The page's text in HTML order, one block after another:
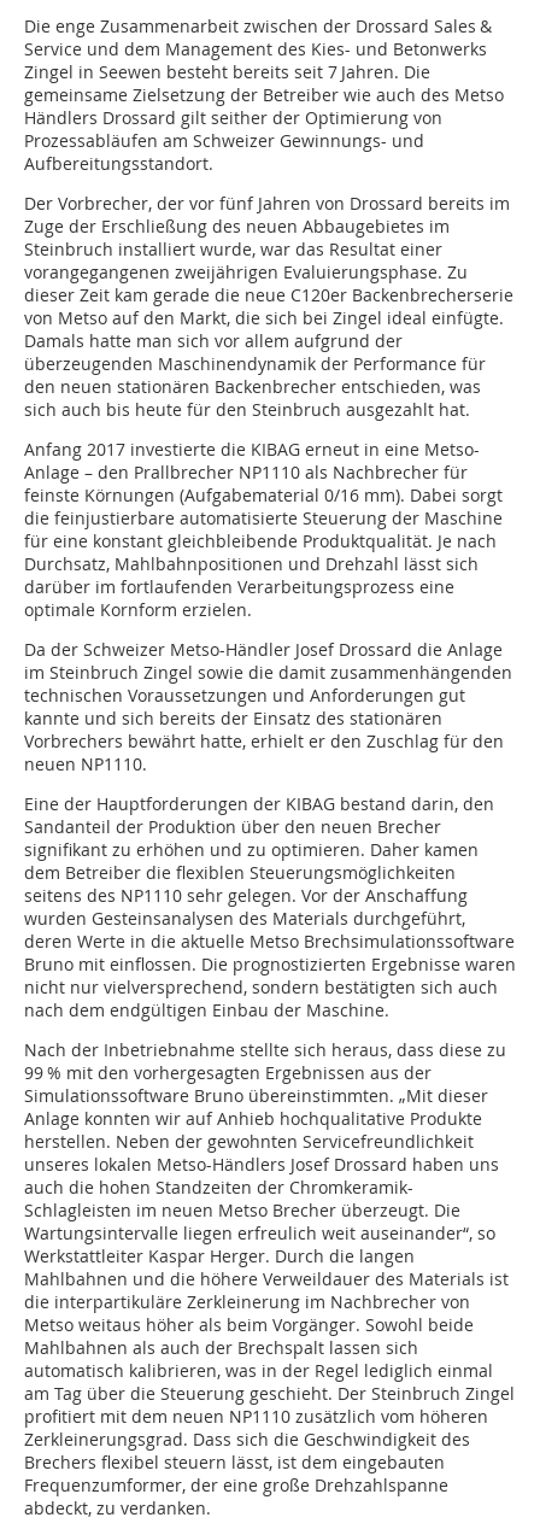
Die enge Zusammenarbeit zwischen der Drossard Sales &
Service und dem Management des Kies- und Betonwerks
Zingel in Seewen besteht bereits seit 7 Jahren. Die
gemeinsame Zielsetzung der Betreiber wie auch des Metso
Händlers Drossard gilt seither der Optimierung von
Prozessabläufen am Schweizer Gewinnungs- und
Aufbereitungsstandort.
Der Vorbrecher, der vor fünf Jahren von Drossard bereits im
Zuge der Erschließung des neuen Abbaugebietes im
Steinbruch installiert wurde, war das Resultat einer
vorangegangenen zweijährigen Evaluierungsphase. Zu
dieser Zeit kam gerade die neue C120er Backenbrecherserie
von Metso auf den Markt, die sich bei Zingel ideal einfügte.
Damals hatte man sich vor allem aufgrund der
überzeugenden Maschinendynamik der Performance für
den neuen stationären Backenbrecher entschieden, was
sich auch bis heute für den Steinbruch ausgezahlt hat.
Anfang 2017 investierte die KIBAG erneut in eine Metso-
Anlage – den Prallbrecher NP1110 als Nachbrecher für
feinste Körnungen (Aufgabematerial 0/16 mm). Dabei sorgt
die feinjustierbare automatisierte Steuerung der Maschine
für eine konstant gleichbleibende Produktqualität. Je nach
Durchsatz, Mahlbahnpositionen und Drehzahl lässt sich
darüber im fortlaufenden Verarbeitungsprozess eine
optimale Kornform erzielen.
Da der Schweizer Metso-Händler Josef Drossard die Anlage
im Steinbruch Zingel sowie die damit zusammenhängenden
technischen Voraussetzungen und Anforderungen gut
kannte und sich bereits der Einsatz des stationären
Vorbrechers bewährt hatte, erhielt er den Zuschlag für den
neuen NP1110.
Eine der Hauptforderungen der KIBAG bestand darin, den
Sandanteil der Produktion über den neuen Brecher
signifikant zu erhöhen und zu optimieren. Daher kamen
dem Betreiber die flexiblen Steuerungsmöglichkeiten
seitens des NP1110 sehr gelegen. Vor der Anschaffung
wurden Gesteinsanalysen des Materials durchgeführt,
deren Werte in die aktuelle Metso Brechsimulationssoftware
Bruno mit einflossen. Die prognostizierten Ergebnisse waren
nicht nur vielversprechend, sondern bestätigten sich auch
nach dem endgültigen Einbau der Maschine.
Nach der Inbetriebnahme stellte sich heraus, dass diese zu
99 % mit den vorhergesagten Ergebnissen aus der
Simulationssoftware Bruno übereinstimmten. „Mit dieser
Anlage konnten wir auf Anhieb hochqualitative Produkte
herstellen. Neben der gewohnten Servicefreundlichkeit
unseres lokalen Metso-Händlers Josef Drossard haben uns
auch die hohen Standzeiten der Chromkeramik-
Schlagleisten im neuen Metso Brecher überzeugt. Die
Wartungsintervalle liegen erfreulich weit auseinander“, so
Werkstattleiter Kaspar Herger. Durch die langen
Mahlbahnen und die höhere Verweildauer des Materials ist
die interpartikuläre Zerkleinerung im Nachbrecher von
Metso weitaus höher als beim Vorgänger. Sowohl beide
Mahlbahnen als auch der Brechspalt lassen sich
automatisch kalibrieren, was in der Regel lediglich einmal
am Tag über die Steuerung geschieht. Der Steinbruch Zingel
profitiert mit dem neuen NP1110 zusätzlich vom höheren
Zerkleinerungsgrad. Dass sich die Geschwindigkeit des
Brechers flexibel steuern lässt, ist dem eingebauten
Frequenzumformer, der eine große Drehzahlspanne
abdeckt, zu verdanken.